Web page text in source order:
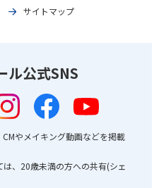
サイトマップ
ル公式SNS
やメイキング動画などを掲載
、20歳未満の方への共有(シェ